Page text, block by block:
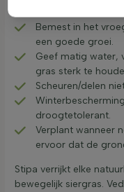
Bemest in het
een goede groei.
Geef matig water,
gras sterk te
Scheuren/delen
droogtetolerant.
Verplant wanneer
ervoor dat de
Stipa verrijkt elke
bewegelijk siergras.